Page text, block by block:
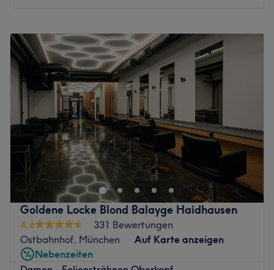
Dienstag
09:00–
19:00
Mittwoch
09:00–19:00
Donnerstag
09:00–19:00
Freitag
09:00–19:00
Samstag
Sonntag
Geschlossen
Wer die SY Beauty Galerie am Münchner Hauptbahnhof
im Herzen von München besucht, darf sich auf ein
asiatisch inspiriertes Konzept für Haarpflege, Beauty und
tiefes Wohlbefinden freuen. In diesem modern
eingerichteten Salon verschmelzen innovative asiatische
Haar-Treatment-Methoden mit einem exklusiven Spa-
und Massagebereich zu einer Oase der Entspannung.
Jedes Treatment ist darauf ausgerichtet, dir eine
erholsame Auszeit vom Alltag zu schenken und deine
Goldene Locke Blond Balayge Haidhausen
4,6
331 Bewertungen
Ostbahnhof, München
Auf Karte anzeigen
Nebenzeiten